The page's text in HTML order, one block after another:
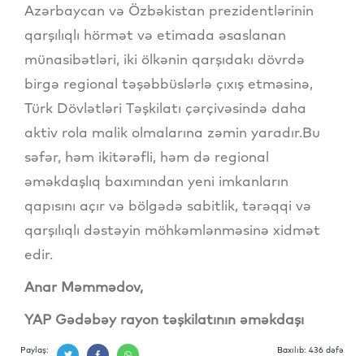
Azərbaycan və Özbəkistan prezidentlərinin
qarşılıqlı hörmət və etimada əsaslanan
münasibətləri, iki ölkənin qarşıdakı dövrdə
birgə regional təşəbbüslərlə çıxış etməsinə,
Türk Dövlətləri Təşkilatı çərçivəsində daha
aktiv rola malik olmalarına zəmin yaradır.Bu
səfər, həm ikitərəfli, həm də regional
əməkdaşlıq baxımından yeni imkanların
qapısını açır və bölgədə sabitlik, tərəqqi və
qarşılıqlı dəstəyin möhkəmlənməsinə xidmət
edir.
Anar Məmmədov,
YAP Gədəbəy rayon təşkilatının əməkdaşı
Paylaş: Baxılıb: 436 dəfə